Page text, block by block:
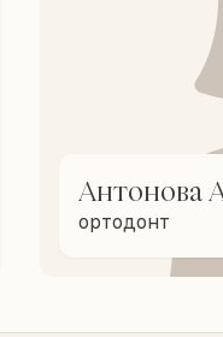
Антонова
ортодонт